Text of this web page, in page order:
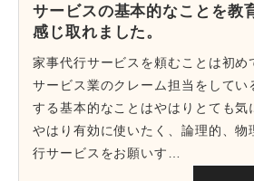
サービスの基本的なことを教
感じ取れました。
家事代行サービスを頼むことは初め
サービス業のクレーム担当をしてい
する基本的なことはやはりとても気
やはり有効に使いたく、論理的、物
行サービスをお願いす…